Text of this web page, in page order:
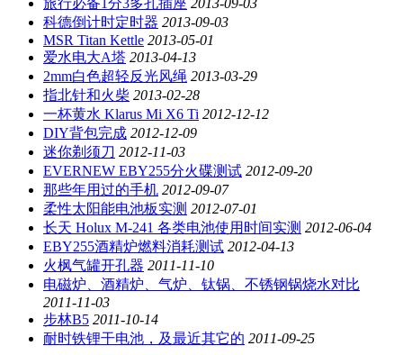
旅行必备1分3多孔插座 2013-09-03
科德倒计时定时器 2013-09-03
MSR Titan Kettle 2013-05-01
爱水电大A塔 2013-04-13
2mm白色超轻反光风绳 2013-03-29
指北针和火柴 2013-02-28
一杯黄水 Klarus Mi X6 Ti 2012-12-12
DIY背包完成 2012-12-09
迷你剃须刀 2012-11-03
EVERNEW EBY255分火碟测试 2012-09-20
那些年用过的手机 2012-09-07
柔性太阳能电池板实测 2012-07-01
长天 Holux M-241 各类电池使用时间实测 2012-06-04
EBY255酒精炉燃料消耗测试 2012-04-13
火枫气罐开孔器 2011-11-10
电磁炉、酒精炉、气炉、钛锅、不锈钢锅烧水对比
2011-11-03
步林B5 2011-10-14
耐时铁锂干电池，及最近其它的 2011-09-25